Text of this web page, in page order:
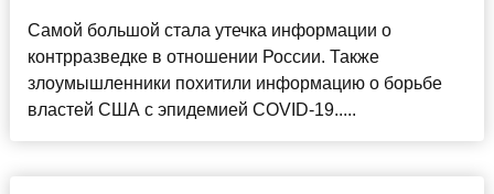
Самой большой стала утечка информации о
контрразведке в отношении России. Также
злоумышленники похитили информацию о борьбе
властей США с эпидемией COVID-19.....